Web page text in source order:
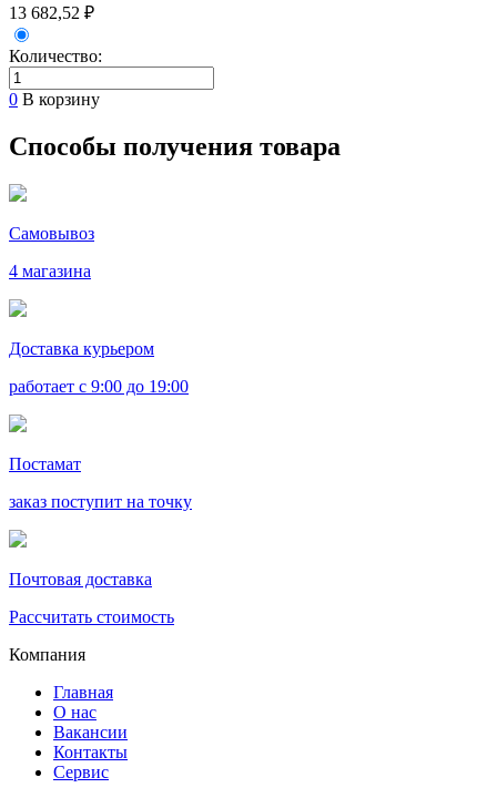
13 682,52 ₽
Количество:
0 В корзину
Способы получения товара
Самовывоз
4 магазина
Доставка курьером
работает с 9:00 до 19:00
Постамат
заказ поступит на точку
Почтовая доставка
Рассчитать стоимость
Компания
Главная
О нас
Вакансии
Контакты
Сервис